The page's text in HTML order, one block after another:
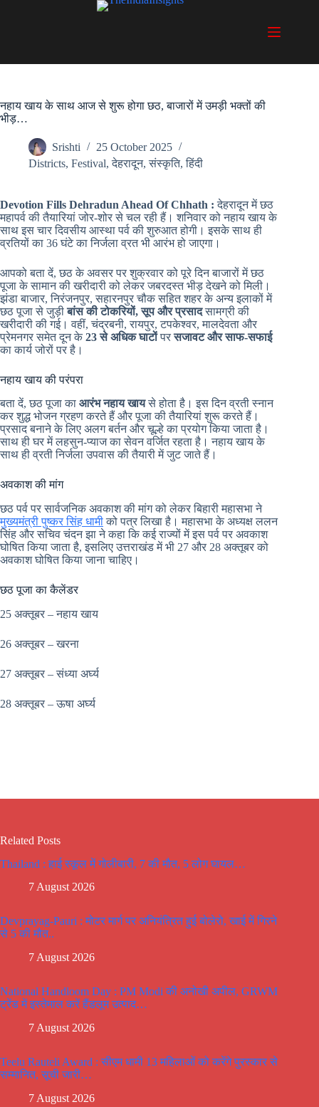
नहाय खाय के साथ आज से शुरू होगा छठ, बाजारों में उमड़ी भक्तों की
भीड़…
Srishti
25 October 2025
Districts, Festival,देहरादून,संस्कृति,हिंदी
Devotion Fills Dehradun Ahead Of Chhath : देहरादून में छठ
महापर्व की तैयारियां जोर-शोर से चल रही हैं। शनिवार को नहाय खाय के
साथ इस चार दिवसीय आस्था पर्व की शुरुआत होगी। इसके साथ ही
व्रतियों का 36 घंटे का निर्जला व्रत भी आरंभ हो जाएगा।
आपको बता दें, छठ के अवसर पर शुक्रवार को पूरे दिन बाजारों में छठ
पूजा के सामान की खरीदारी को लेकर जबरदस्त भीड़ देखने को मिली।
झंडा बाजार, निरंजनपुर, सहारनपुर चौक सहित शहर के अन्य इलाकों में
छठ पूजा से जुड़ीबांस की टोकरियों, सूप और प्रसादसामग्री की
खरीदारी की गई। वहीं, चंद्रबनी, रायपुर, टपकेश्वर, मालदेवता और
प्रेमनगर समेत दून के 23 से अधिक घाटोंपरसजावट और साफ-सफाई
का कार्य जोरों पर है।
नहाय खाय की परंपरा
बता दें, छठ पूजा का आरंभ नहाय खायसे होता है। इस दिन व्रती स्नान
कर शुद्ध भोजन ग्रहण करते हैं और पूजा की तैयारियां शुरू करते हैं।
प्रसाद बनाने के लिए अलग बर्तन और चूल्हे का प्रयोग किया जाता है।
साथ ही घर में लहसुन-प्याज का सेवन वर्जित रहता है। नहाय खाय के
साथ ही व्रती निर्जला उपवास की तैयारी में जुट जाते हैं।
अवकाश की मांग
छठ पर्व पर सार्वजनिक अवकाश की मांग को लेकर बिहारी महासभा ने
मुख्यमंत्री पुष्कर सिंह धामीको पत्र लिखा है। महासभा के अध्यक्ष ललन
सिंह और सचिव चंदन झा ने कहा कि कई राज्यों में इस पर्व पर अवकाश
घोषित किया जाता है, इसलिए उत्तराखंड में भी 27 और 28 अक्तूबर को
अवकाश घोषित किया जाना चाहिए।
छठ पूजा का कैलेंडर
25 अक्तूबर – नहाय खाय
26 अक्तूबर – खरना
27 अक्तूबर – संध्या अर्घ्य
28 अक्तूबर – ऊषा अर्घ्य
Related Posts
Thailand : हाई स्कूल में गोलीबारी, 7 की मौत, 5 लोग घायल…
7 August 2026
Devprayag-Pauri : मोटर मार्ग पर अनियंत्रित हुई बोलेरो, खाई में गिरने
से 5 की मौत..
7 August 2026
National Handloom Day : PM Modi की अनोखी अपील, GRWM
ट्रेंड में इस्तेमाल करें हैंडलूम उत्पाद…
7 August 2026
Teelu Rauteli Award : सीएम धामी 13 महिलाओं को करेंगे पुरस्कार से
सम्मानित, सूची जारी…
7 August 2026